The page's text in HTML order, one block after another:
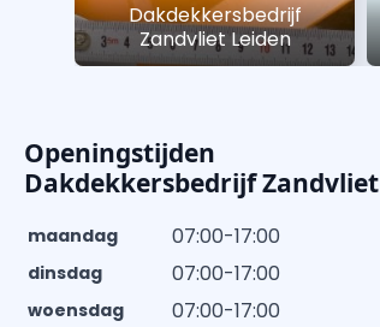
Dakdekkersbedrijf
Zandvliet Leiden
Openingstijden
Dakdekkersbedrijf Zandvliet
maandag 07:00-17:00
dinsdag 07:00-17:00
woensdag 07:00-17:00